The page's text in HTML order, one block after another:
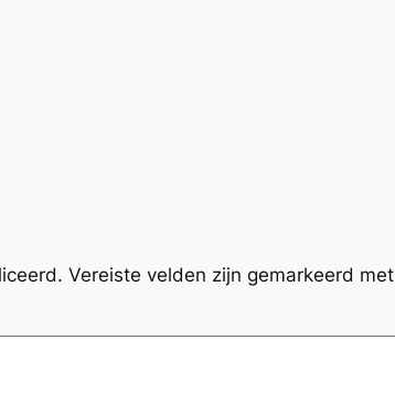
Vereiste velden zijn gemarkeerd met